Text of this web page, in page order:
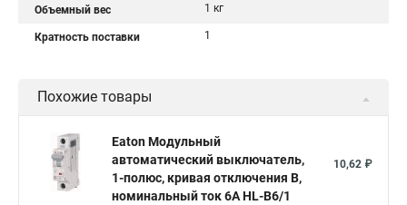
Объемный вес 1 кг
Кратность поставки 1
Похожие товары
Eaton Модульный
автоматический выключатель,
1-полюс, кривая отключения B,
номинальный ток 6А HL-B6/1
10,62 ₽